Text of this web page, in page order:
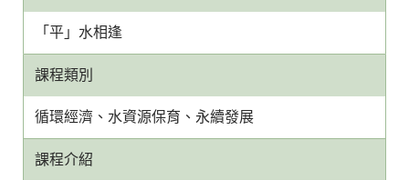
「平」水相逢
課程類別
循環經濟、水資源保育、永續發展
課程介紹